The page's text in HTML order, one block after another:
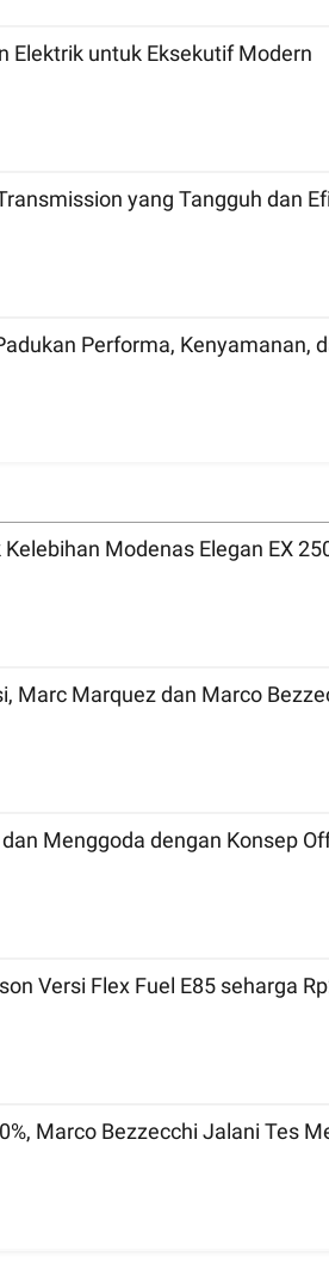
Elektrik untuk Eksekutif Modern
yang Tangguh dan
Performa, Kenyamanan,
Modenas Elegan EX
Menggoda dengan Konsep
Versi Flex Fuel E85 seharga
Marco Bezzecchi Jalani Tes